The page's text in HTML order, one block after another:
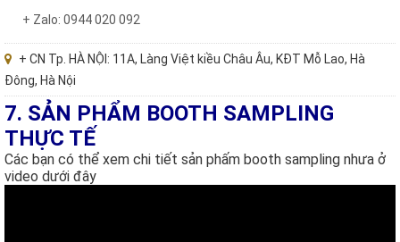
+ Zalo: 0944 020 092
+ CN Tp. HÀ NỘI: 11A, Làng Việt kiều Châu Âu, KĐT Mỗ Lao, Hà
Đông, Hà Nội
7. SẢN PHẨM BOOTH SAMPLING
THỰC TẾ
Các bạn có thể xem chi tiết sản phấm booth sampling nhưa ở
video dưới đây